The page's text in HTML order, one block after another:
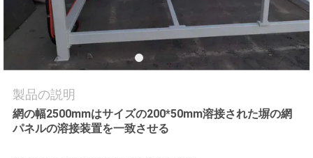
理
私
達
に
製品の説明
網の幅2500mmはサイズの200*50mm溶接された塀の網
パネルの溶接装置を一致させる